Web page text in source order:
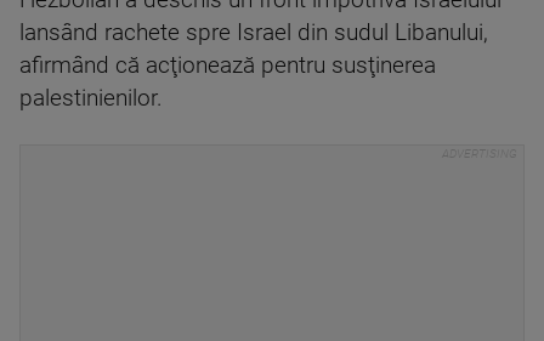
lansând rachete spre Israel din sudul Libanului,
afirmând că acţionează pentru susţinerea
palestinienilor.